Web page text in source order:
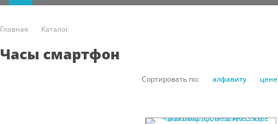
Главная Каталог
Часы смартфон
Сортировать по: алфавиту цене